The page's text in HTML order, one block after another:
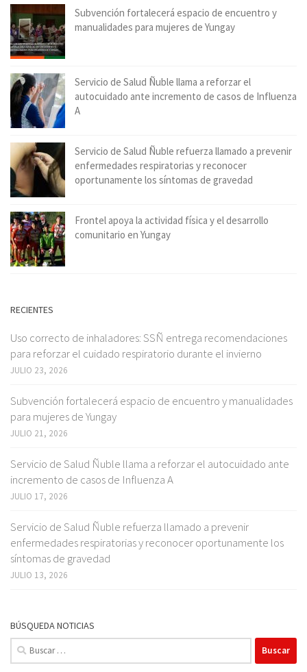
Subvención fortalecerá espacio de encuentro y
manualidades para mujeres de Yungay
Servicio de Salud Ñuble llama a reforzar el
autocuidado ante incremento de casos de Influenza
A
Servicio de Salud Ñuble refuerza llamado a prevenir
enfermedades respiratorias y reconocer
oportunamente los síntomas de gravedad
Frontel apoya la actividad física y el desarrollo
comunitario en Yungay
RECIENTES
Uso correcto de inhaladores: SSÑ entrega recomendaciones
para reforzar el cuidado respiratorio durante el invierno
JULIO 23, 2026
Subvención fortalecerá espacio de encuentro y manualidades
para mujeres de Yungay
JULIO 21, 2026
Servicio de Salud Ñuble llama a reforzar el autocuidado ante
incremento de casos de Influenza A
JULIO 17, 2026
Servicio de Salud Ñuble refuerza llamado a prevenir
enfermedades respiratorias y reconocer oportunamente los
síntomas de gravedad
JULIO 13, 2026
BÚSQUEDA NOTICIAS
Buscar: